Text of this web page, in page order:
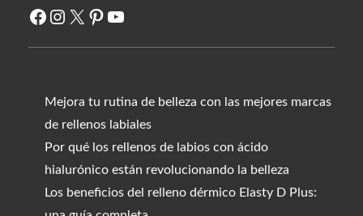
Facebook
Instagram
X Pinterest
YouTube
Mejora tu rutina de belleza con las mejores marcas
de rellenos labiales
Por qué los rellenos de labios con ácido
hialurónico están revolucionando la belleza
Los beneficios del relleno dérmico Elasty D Plus: